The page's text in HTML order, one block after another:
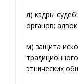
л) кадры
органов;
м) защита
этнических